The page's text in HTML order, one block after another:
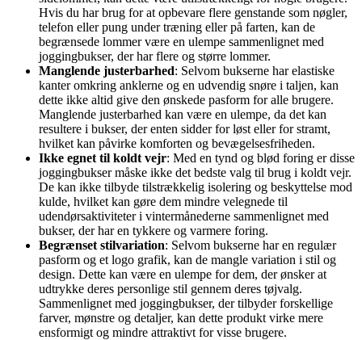
Hvis du har brug for at opbevare flere genstande som nøgler,
telefon eller pung under træning eller på farten, kan de
begrænsede lommer være en ulempe sammenlignet med
joggingbukser, der har flere og større lommer.
Manglende justerbarhed: Selvom bukserne har elastiske
kanter omkring anklerne og en udvendig snøre i taljen, kan
dette ikke altid give den ønskede pasform for alle brugere.
Manglende justerbarhed kan være en ulempe, da det kan
resultere i bukser, der enten sidder for løst eller for stramt,
hvilket kan påvirke komforten og bevægelsesfriheden.
Ikke egnet til koldt vejr: Med en tynd og blød foring er disse
joggingbukser måske ikke det bedste valg til brug i koldt vejr.
De kan ikke tilbyde tilstrækkelig isolering og beskyttelse mod
kulde, hvilket kan gøre dem mindre velegnede til
udendørsaktiviteter i vintermånederne sammenlignet med
bukser, der har en tykkere og varmere foring.
Begrænset stilvariation: Selvom bukserne har en regulær
pasform og et logo grafik, kan de mangle variation i stil og
design. Dette kan være en ulempe for dem, der ønsker at
udtrykke deres personlige stil gennem deres tøjvalg.
Sammenlignet med joggingbukser, der tilbyder forskellige
farver, mønstre og detaljer, kan dette produkt virke mere
ensformigt og mindre attraktivt for visse brugere.